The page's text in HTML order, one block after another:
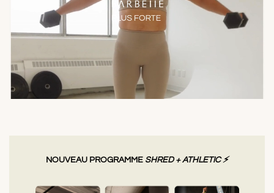
NOUVEAU PROGRAMME SHRED + ATHLETIC ⚡️